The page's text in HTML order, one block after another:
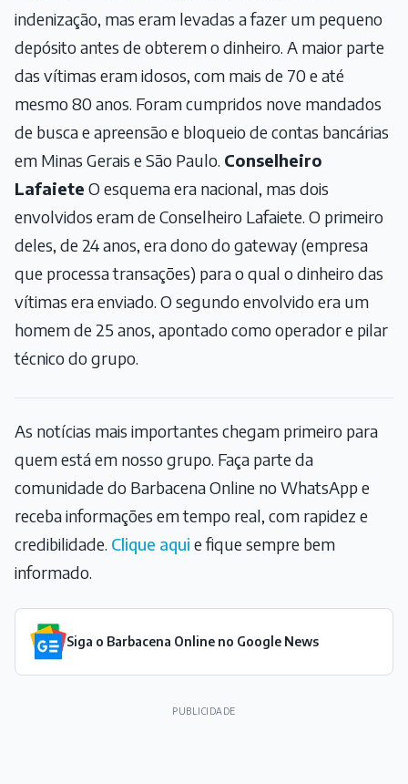
indenização, mas eram levadas a fazer um pequeno
depósito antes de obterem o dinheiro. A maior parte
das vítimas eram idosos, com mais de 70 e até
mesmo 80 anos. Foram cumpridos nove mandados
de busca e apreensão e bloqueio de contas bancárias
em Minas Gerais e São Paulo. Conselheiro
Lafaiete O esquema era nacional, mas dois
envolvidos eram de Conselheiro Lafaiete. O primeiro
deles, de 24 anos, era dono do gateway (empresa
que processa transações) para o qual o dinheiro das
vítimas era enviado. O segundo envolvido era um
homem de 25 anos, apontado como operador e pilar
técnico do grupo.
As notícias mais importantes chegam primeiro para
quem está em nosso grupo. Faça parte da
comunidade do Barbacena Online no WhatsApp e
receba informações em tempo real, com rapidez e
credibilidade. Clique aqui e fique sempre bem
informado.
Siga o Barbacena Online no Google News
PUBLICIDADE